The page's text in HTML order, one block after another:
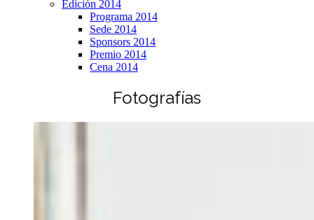
Edición 2014
Programa 2014
Sede 2014
Sponsors 2014
Premio 2014
Cena 2014
Fotografías